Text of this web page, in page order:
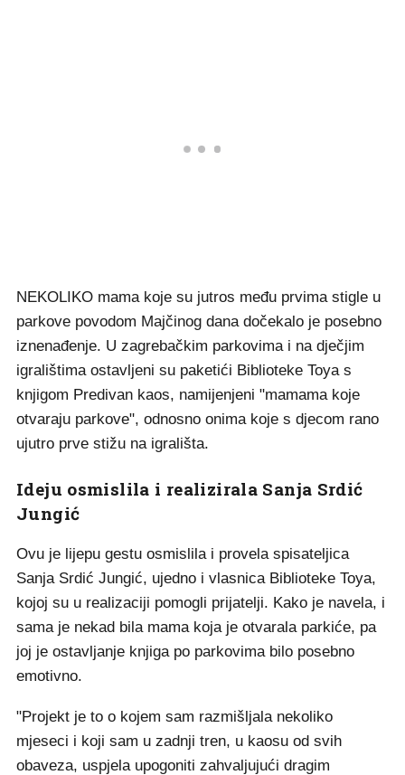
NEKOLIKO mama koje su jutros među prvima stigle u
parkove povodom Majčinog dana dočekalo je posebno
iznenađenje. U zagrebačkim parkovima i na dječjim
igralištima ostavljeni su paketići Biblioteke Toya s
knjigom Predivan kaos, namijenjeni "mamama koje
otvaraju parkove", odnosno onima koje s djecom rano
ujutro prve stižu na igrališta.
Ideju osmislila i realizirala Sanja Srdić
Jungić
Ovu je lijepu gestu osmislila i provela spisateljica
Sanja Srdić Jungić, ujedno i vlasnica Biblioteke Toya,
kojoj su u realizaciji pomogli prijatelji. Kako je navela, i
sama je nekad bila mama koja je otvarala parkiće, pa
joj je ostavljanje knjiga po parkovima bilo posebno
emotivno.
"Projekt je to o kojem sam razmišljala nekoliko
mjeseci i koji sam u zadnji tren, u kaosu od svih
obaveza, uspjela upogoniti zahvaljujući dragim